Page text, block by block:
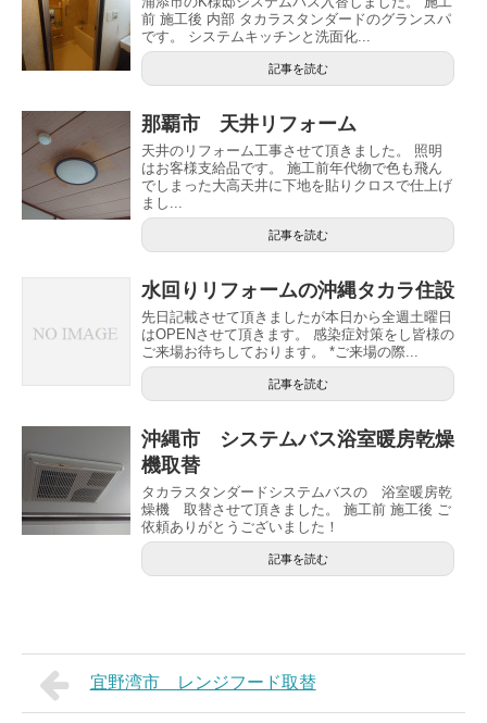
前 施工後 内部 タカラスタンダードのグランスパ
です。 システムキッチンと洗面化...
記事を読む
那覇市 天井リフォーム
天井のリフォーム工事させて頂きました。 照明
はお客様支給品です。 施工前年代物で色も飛ん
でしまった大高天井に下地を貼りクロスで仕上げ
まし...
記事を読む
水回りリフォームの沖縄タカラ住設
先日記載させて頂きましたが本日から全週土曜日
はOPENさせて頂きます。 感染症対策をし皆様の
ご来場お待ちしております。 *ご来場の際...
記事を読む
沖縄市 システムバス浴室暖房乾燥
機取替
タカラスタンダードシステムバスの 浴室暖房乾
燥機 取替させて頂きました。 施工前 施工後 ご
依頼ありがとうございました！
記事を読む
宜野湾市 レンジフード取替